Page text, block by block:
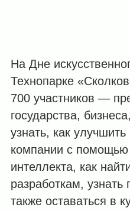
На Дне
Технопарке
700 участников —
государства,
узнать, как
компании с помощью
интеллекта, как
разработкам, узнать
также оставаться в